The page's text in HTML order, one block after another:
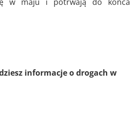
informacje o drogach w